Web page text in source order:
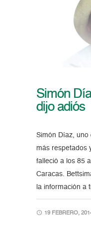
Simón
dijo adiós
Simón Díaz, uno
más respetados
falleció a los 85
Caracas.
la información a
19 FEBRERO,